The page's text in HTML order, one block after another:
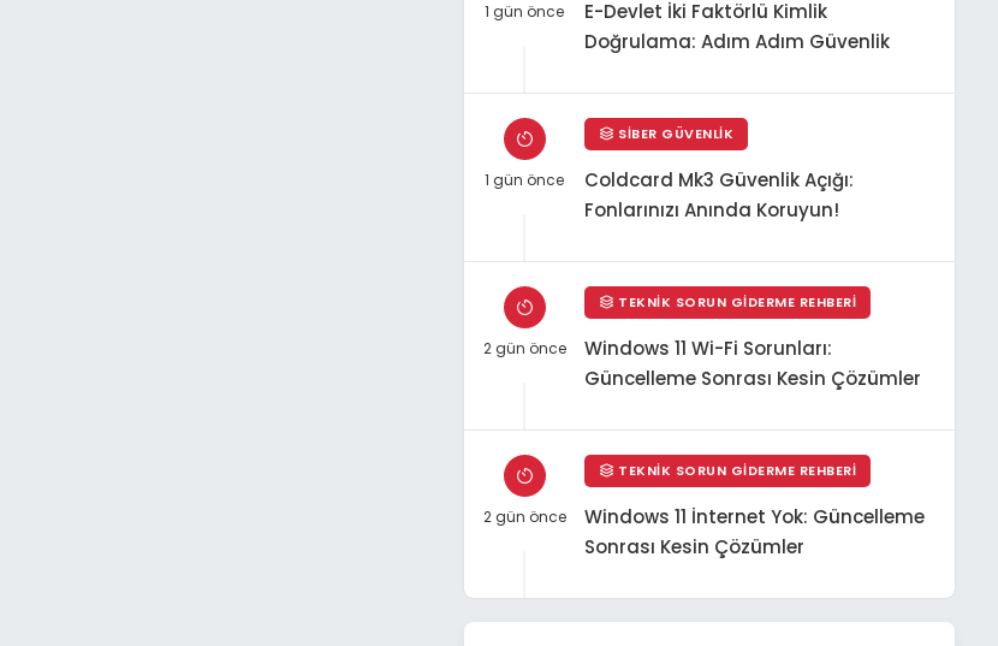
1 gün önce
E-Devlet İki Faktörlü Kimlik
Doğrulama: Adım Adım Güvenlik
1 gün önce
SIBER GÜVENLIK
Coldcard Mk3 Güvenlik Açığı:
Fonlarınızı Anında Koruyun!
2 gün önce
TEKNIK SORUN GIDERME REHBERI
Windows 11 Wi-Fi Sorunları:
Güncelleme Sonrası Kesin Çözümler
2 gün önce
TEKNIK SORUN GIDERME REHBERI
Windows 11 İnternet Yok: Güncelleme
Sonrası Kesin Çözümler